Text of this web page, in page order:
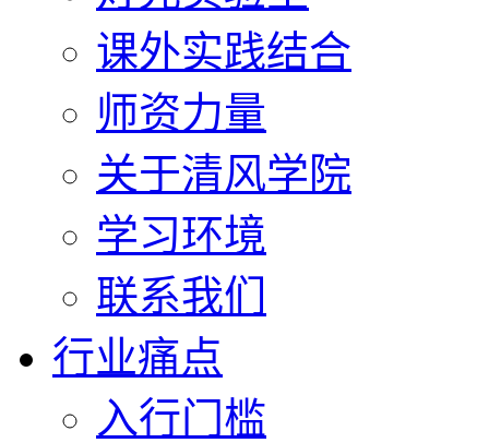
课外实践结合
师资力量
关于清风学院
学习环境
联系我们
行业痛点
入行门槛